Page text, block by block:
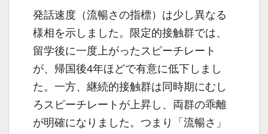
発話速度（流暢さの指標）は少し異なる
様相を示しました。限定的接触群では、
留学後に一度上がったスピーチレート
が、帰国後4年ほどで有意に低下しまし
た。一方、継続的接触群は同時期にむし
ろスピーチレートが上昇し、両群の乖離
が明確になりました。つまり「流暢さ」